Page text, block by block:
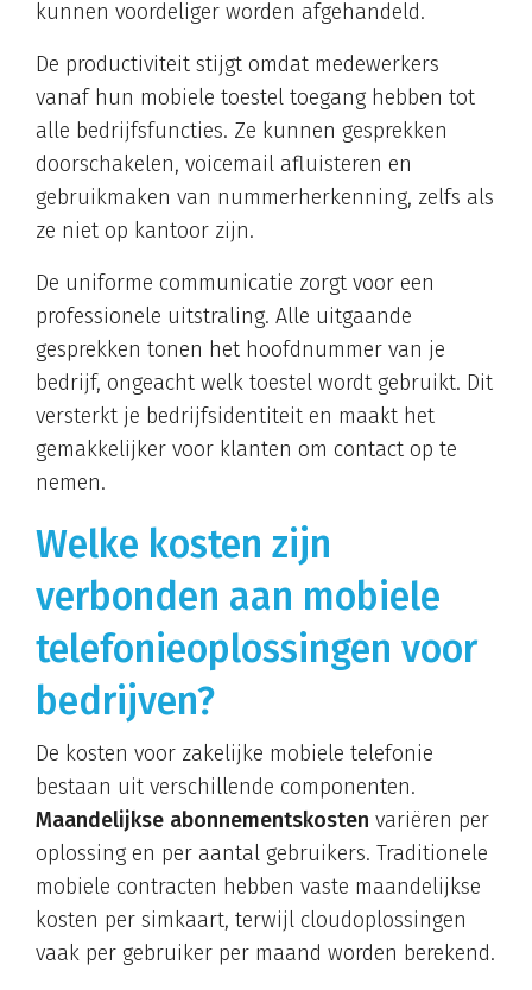
kunnen voordeliger worden afgehandeld.
De productiviteit stijgt omdat medewerkers
vanaf hun mobiele toestel toegang hebben tot
alle bedrijfsfuncties. Ze kunnen gesprekken
doorschakelen, voicemail afluisteren en
gebruikmaken van nummerherkenning, zelfs als
ze niet op kantoor zijn.
De uniforme communicatie zorgt voor een
professionele uitstraling. Alle uitgaande
gesprekken tonen het hoofdnummer van je
bedrijf, ongeacht welk toestel wordt gebruikt. Dit
versterkt je bedrijfsidentiteit en maakt het
gemakkelijker voor klanten om contact op te
nemen.
Welke kosten zijn
verbonden aan mobiele
telefonieoplossingen voor
bedrijven?
De kosten voor zakelijke mobiele telefonie
bestaan uit verschillende componenten.
Maandelijkse abonnementskosten variëren per
oplossing en per aantal gebruikers. Traditionele
mobiele contracten hebben vaste maandelijkse
kosten per simkaart, terwijl cloudoplossingen
vaak per gebruiker per maand worden berekend.